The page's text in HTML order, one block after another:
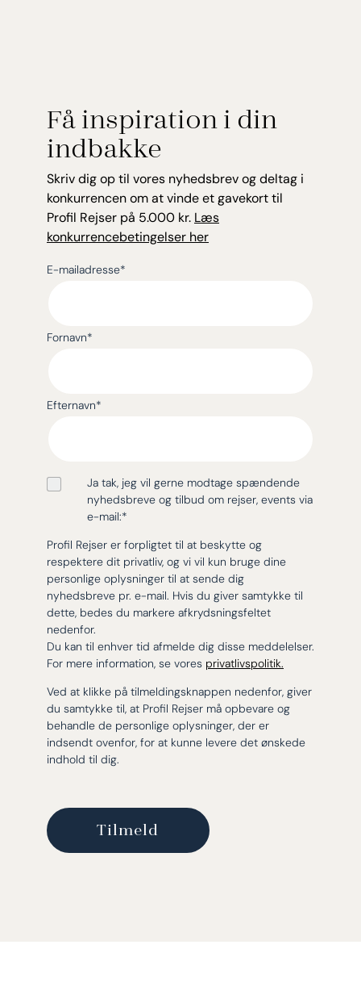
Få inspiration i din
indbakke
Skriv dig op til vores nyhedsbrev og deltag i
konkurrencen om at vinde et gavekort til
Profil Rejser på 5.000 kr. Læs
konkurrencebetingelser her
E-mailadresse*
Fornavn*
Efternavn*
Ja tak, jeg vil gerne modtage spændende
nyhedsbreve og tilbud om rejser, events via
e-mail:*
Profil Rejser er forpligtet til at beskytte og
respektere dit privatliv, og vi vil kun bruge dine
personlige oplysninger til at sende dig
nyhedsbreve pr. e-mail. Hvis du giver samtykke til
dette, bedes du markere afkrydsningsfeltet
nedenfor.
Du kan til enhver tid afmelde dig disse meddelelser.
For mere information, se vores privatlivspolitik.
Ved at klikke på tilmeldingsknappen nedenfor, giver
du samtykke til, at Profil Rejser må opbevare og
behandle de personlige oplysninger, der er
indsendt ovenfor, for at kunne levere det ønskede
indhold til dig.